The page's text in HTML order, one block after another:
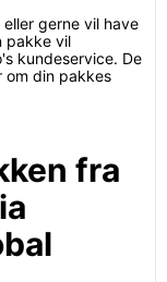
gerne vil have
pakke vil
kundeservice. De
om din pakkes
fra